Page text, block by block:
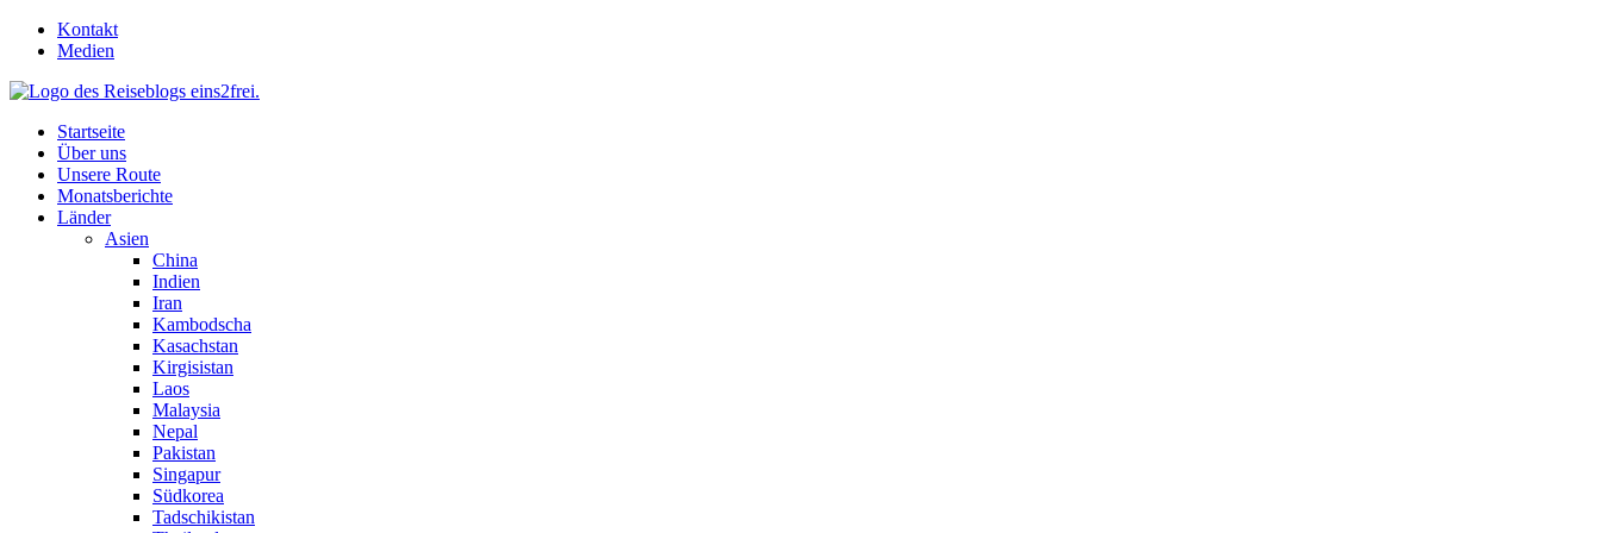
Skip
Kontakt
Medien
Startseite
Über uns
Unsere Route
Monatsberichte
Länder
Asien
China
Indien
Iran
Kambodscha
Kasachstan
Kirgisistan
Laos
Malaysia
Nepal
Pakistan
Singapur
Südkorea
Tadschikistan